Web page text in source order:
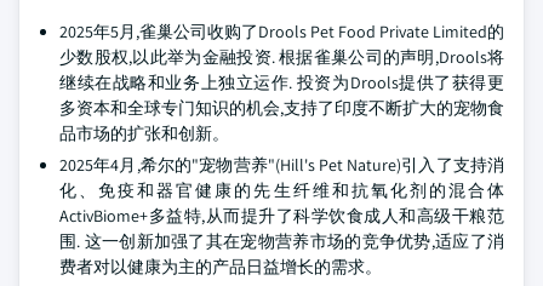
2025年5月,雀巢公司收购了Drools Pet Food Private Limited的
少数股权,以此举为金融投资. 根据雀巢公司的声明,Drools将
继续在战略和业务上独立运作. 投资为Drools提供了获得更
多资本和全球专门知识的机会,支持了印度不断扩大的宠物食
品市场的扩张和创新。
2025年4月,希尔的"宠物营养"(Hill's Pet Nature)引入了支持消
化、免疫和器官健康的先生纤维和抗氧化剂的混合体
ActivBiome+多益特,从而提升了科学饮食成人和高级干粮范
围. 这一创新加强了其在宠物营养市场的竞争优势,适应了消
费者对以健康为主的产品日益增长的需求。